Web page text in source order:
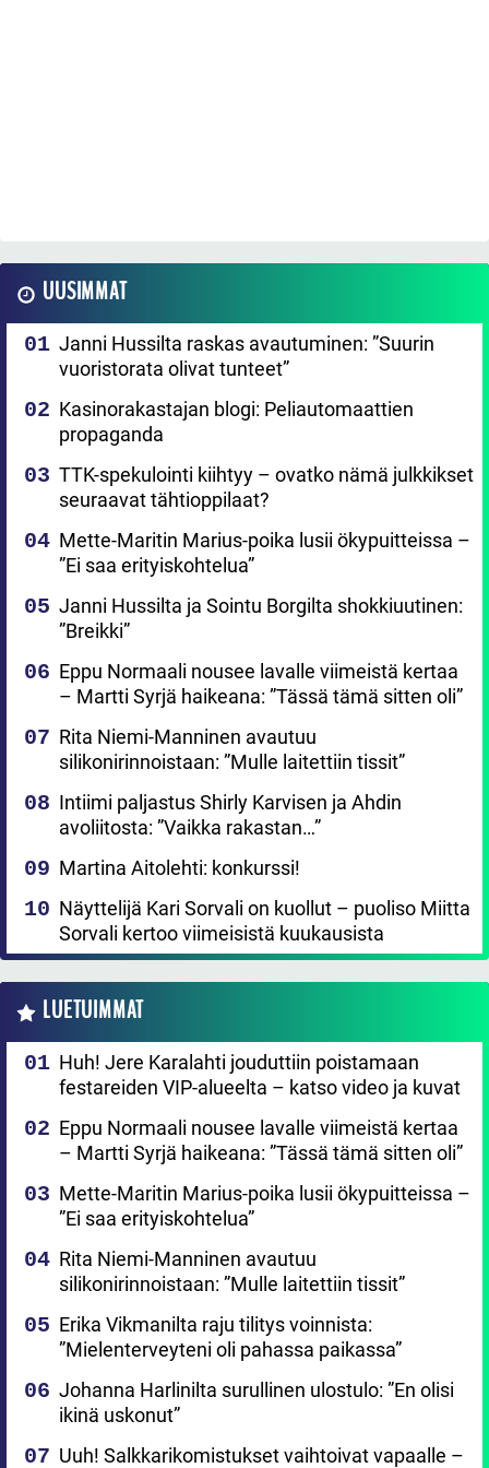
UUSIMMAT
Janni Hussilta raskas avautuminen: ”Suurin
vuoristorata olivat tunteet”
Kasinorakastajan blogi: Peliautomaattien
propaganda
TTK-spekulointi kiihtyy – ovatko nämä julkkikset
seuraavat tähtioppilaat?
Mette-Maritin Marius-poika lusii ökypuitteissa –
”Ei saa erityiskohtelua”
Janni Hussilta ja Sointu Borgilta shokkiuutinen:
”Breikki”
Eppu Normaali nousee lavalle viimeistä kertaa
– Martti Syrjä haikeana: ”Tässä tämä sitten oli”
Rita Niemi-Manninen avautuu
silikonirinnoistaan: ”Mulle laitettiin tissit”
Intiimi paljastus Shirly Karvisen ja Ahdin
avoliitosta: ”Vaikka rakastan…”
Martina Aitolehti: konkurssi!
Näyttelijä Kari Sorvali on kuollut – puoliso Miitta
Sorvali kertoo viimeisistä kuukausista
LUETUIMMAT
Huh! Jere Karalahti jouduttiin poistamaan
festareiden VIP-alueelta – katso video ja kuvat
Eppu Normaali nousee lavalle viimeistä kertaa
– Martti Syrjä haikeana: ”Tässä tämä sitten oli”
Mette-Maritin Marius-poika lusii ökypuitteissa –
”Ei saa erityiskohtelua”
Rita Niemi-Manninen avautuu
silikonirinnoistaan: ”Mulle laitettiin tissit”
Erika Vikmanilta raju tilitys voinnista:
”Mielenterveyteni oli pahassa paikassa”
Johanna Harlinilta surullinen ulostulo: ”En olisi
ikinä uskonut”
Uuh! Salkkarikomistukset vaihtoivat vapaalle –